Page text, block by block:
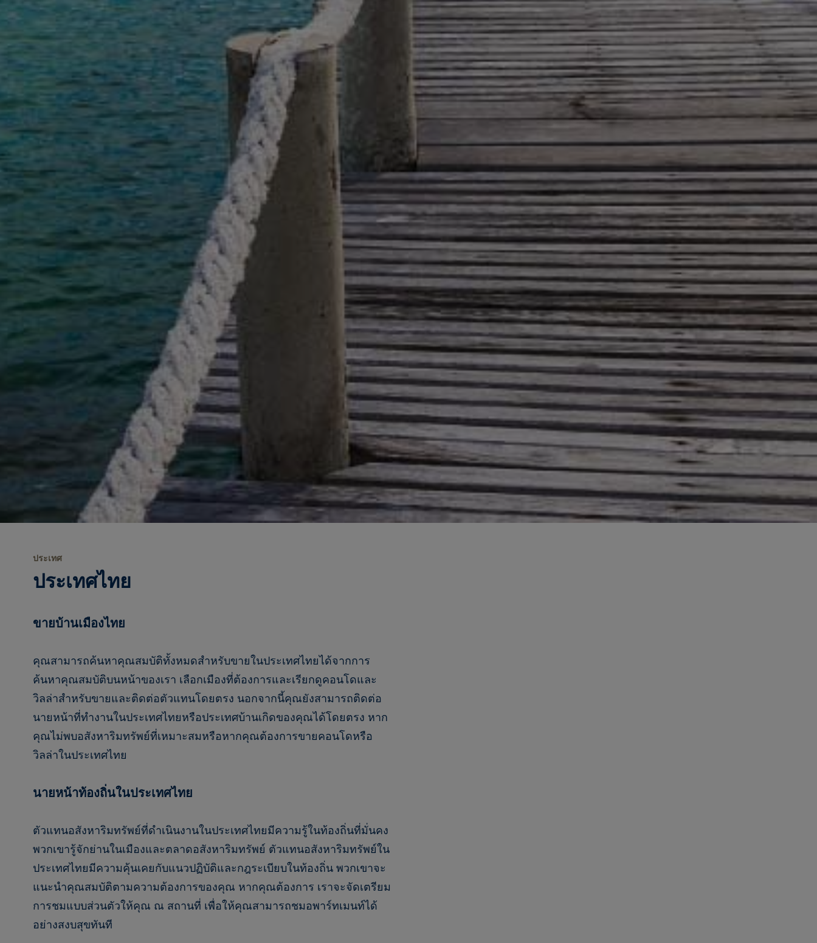
ประเทศ
ประเทศไทย
ขายบ้านเมืองไทย
คุณสามารถค้นหาคุณสมบัติทั้งหมดสำหรับขายในประเทศไทยได้จากการ
ค้นหาคุณสมบัติบนหน้าของเรา เลือกเมืองที่ต้องการและเรียกดูคอนโดและ
วิลล่าสำหรับขายและติดต่อตัวแทนโดยตรง นอกจากนี้คุณยังสามารถติดต่อ
นายหน้าที่ทำงานในประเทศไทยหรือประเทศบ้านเกิดของคุณได้โดยตรง หาก
คุณไม่พบอสังหาริมทรัพย์ที่เหมาะสมหรือหากคุณต้องการขายคอนโดหรือ
วิลล่าในประเทศไทย
นายหน้าท้องถิ่นในประเทศไทย
ตัวแทนอสังหาริมทรัพย์ที่ดำเนินงานในประเทศไทยมีความรู้ในท้องถิ่นที่มั่นคง
พวกเขารู้จักย่านในเมืองและตลาดอสังหาริมทรัพย์ ตัวแทนอสังหาริมทรัพย์ใน
ประเทศไทยมีความคุ้นเคยกับแนวปฏิบัติและกฎระเบียบในท้องถิ่น พวกเขาจะ
แนะนำคุณสมบัติตามความต้องการของคุณ หากคุณต้องการ เราจะจัดเตรียม
การชมแบบส่วนตัวให้คุณ ณ สถานที่ เพื่อให้คุณสามารถชมอพาร์ทเมนท์ได้
อย่างสงบสุขทันที